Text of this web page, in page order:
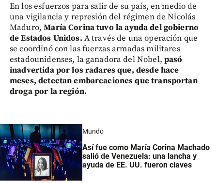
En los esfuerzos para salir de su país, en medio de
una vigilancia y represión del régimen de Nicolás
Maduro,María Corina tuvo la ayuda del gobierno
de Estados Unidos. A través de una operación que
se coordinó con las fuerzas armadas militares
estadounidenses, la ganadora del Nobel, pasó
inadvertida por los radares que, desde hace
meses, detectan embarcaciones que transportan
droga por la región.
Mundo
Así fue como María Corina Machado
salió de Venezuela: una lancha y
ayuda de EE. UU. fueron claves